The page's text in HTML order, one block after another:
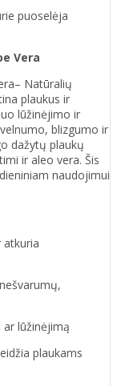
puoselėja
Vera
Natūralių
plaukus ir
lūžinėjimo ir
blizgumo ir
dažytų plaukų
ir aleo vera. Šis
naudojimui
atkuria
ar lūžinėjimą
plaukams